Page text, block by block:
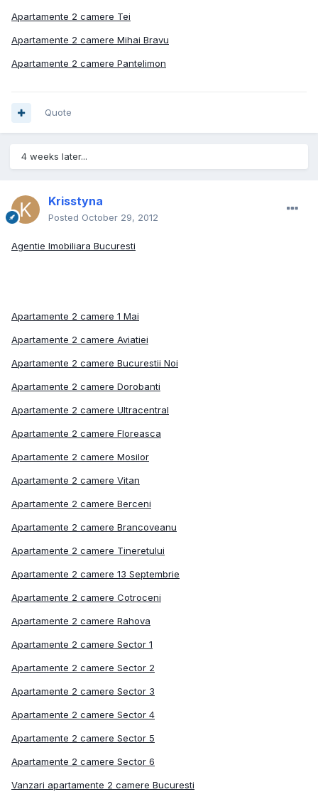
Apartamente 2 camere Tei
Apartamente 2 camere Mihai Bravu
Apartamente 2 camere Pantelimon
Quote
4 weeks later...
Krisstyna
Posted October 29, 2012
Agentie Imobiliara Bucuresti
Apartamente 2 camere 1 Mai
Apartamente 2 camere Aviatiei
Apartamente 2 camere Bucurestii Noi
Apartamente 2 camere Dorobanti
Apartamente 2 camere Ultracentral
Apartamente 2 camere Floreasca
Apartamente 2 camere Mosilor
Apartamente 2 camere Vitan
Apartamente 2 camere Berceni
Apartamente 2 camere Brancoveanu
Apartamente 2 camere Tineretului
Apartamente 2 camere 13 Septembrie
Apartamente 2 camere Cotroceni
Apartamente 2 camere Rahova
Apartamente 2 camere Sector 1
Apartamente 2 camere Sector 2
Apartamente 2 camere Sector 3
Apartamente 2 camere Sector 4
Apartamente 2 camere Sector 5
Apartamente 2 camere Sector 6
Vanzari apartamente 2 camere Bucuresti